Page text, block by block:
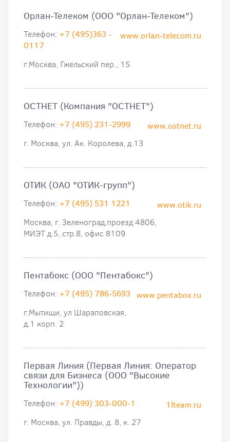
Орлан-Телеком (ООО "Орлан-Телеком")
www.orlan-telecom.ru
Телефон: +7 (495)363 -
0117
г.Москва, Гжельский пер., 15
ОСТНЕТ (Компания "ОСТНЕТ")
www.ostnet.ru
Телефон: +7 (495) 231-2999
г. Москва, ул. Ак. Королева, д.13
ОТИК (ОАО "ОТИК-групп")
www.otik.ru
Телефон: +7 (495) 531 1221
Москва, г. Зеленоград,проезд 4806,
МИЭТ д.5, стр.8, офис 8109
Пентабокс (ООО "Пентабокс")
www.pentabox.ru
Телефон: +7 (495) 786-5693
г.Мытищи, ул Шараповская,
д.1 корп. 2
Первая Линия (Первая Линия: Оператор
связи для Бизнеса (ООО "Высокие
Технологии"))
1lteam.ru
Телефон: +7 (499) 303-000-1
г. Москва, ул. Правды, д. 8, к. 27